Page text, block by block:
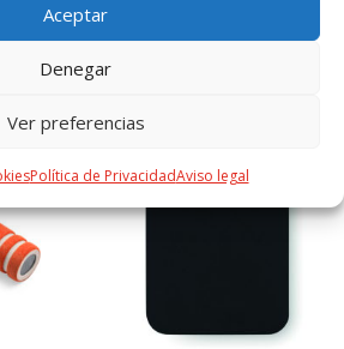
Aceptar
Denegar
Ver preferencias
Política de PrivacidadAviso legal
RELACIONADOS